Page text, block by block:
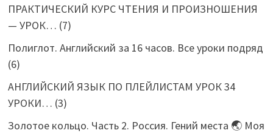
ПРАКТИЧЕСКИЙ КУРС ЧТЕНИЯ И ПРОИЗНОШЕНИЯ
— УРОК… (7)
Полиглот. Английский за 16 часов. Все уроки подряд
(6)
АНГЛИЙСКИЙ ЯЗЫК ПО ПЛЕЙЛИСТАМ УРОК 34
УРОКИ… (3)
Золотое кольцо. Часть 2. Россия. Гений места 🌏 Моя